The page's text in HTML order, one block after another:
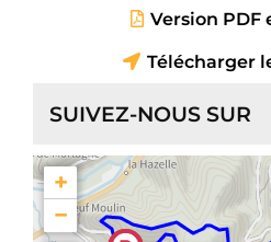
Version PDF
Télécharger
SUIVEZ-NOUS SUR
+
−